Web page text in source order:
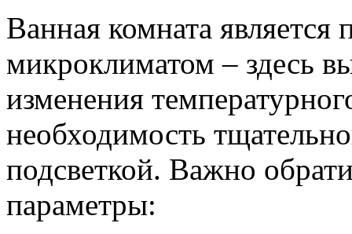
Ванная комната
микроклиматом – здесь
изменения
необходимость
подсветкой. Важно
параметры: